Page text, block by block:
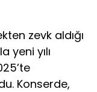
zevk aldığı
yeni yılı
Konserde,